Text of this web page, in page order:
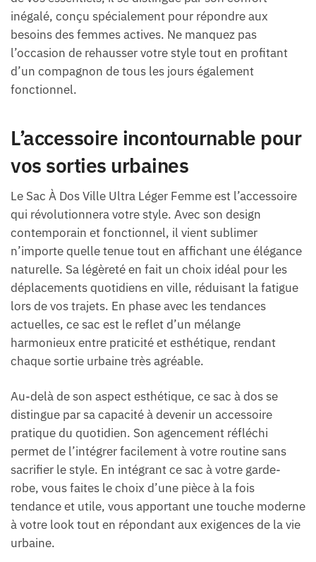
inégalé, conçu spécialement pour répondre aux
besoins des femmes actives. Ne manquez pas
l’occasion de rehausser votre style tout en profitant
d’un compagnon de tous les jours également
fonctionnel.
L’accessoire incontournable pour
vos sorties urbaines
Le Sac À Dos Ville Ultra Léger Femme est l’accessoire
qui révolutionnera votre style. Avec son design
contemporain et fonctionnel, il vient sublimer
n’importe quelle tenue tout en affichant une élégance
naturelle. Sa légèreté en fait un choix idéal pour les
déplacements quotidiens en ville, réduisant la fatigue
lors de vos trajets. En phase avec les tendances
actuelles, ce sac est le reflet d’un mélange
harmonieux entre praticité et esthétique, rendant
chaque sortie urbaine très agréable.
Au-delà de son aspect esthétique, ce sac à dos se
distingue par sa capacité à devenir un accessoire
pratique du quotidien. Son agencement réfléchi
permet de l’intégrer facilement à votre routine sans
sacrifier le style. En intégrant ce sac à votre garde-
robe, vous faites le choix d’une pièce à la fois
tendance et utile, vous apportant une touche moderne
à votre look tout en répondant aux exigences de la vie
urbaine.